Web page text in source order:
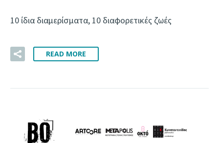
10 ίδια διαμερίσματα, 10 διαφορετικές ζωές
READ MORE